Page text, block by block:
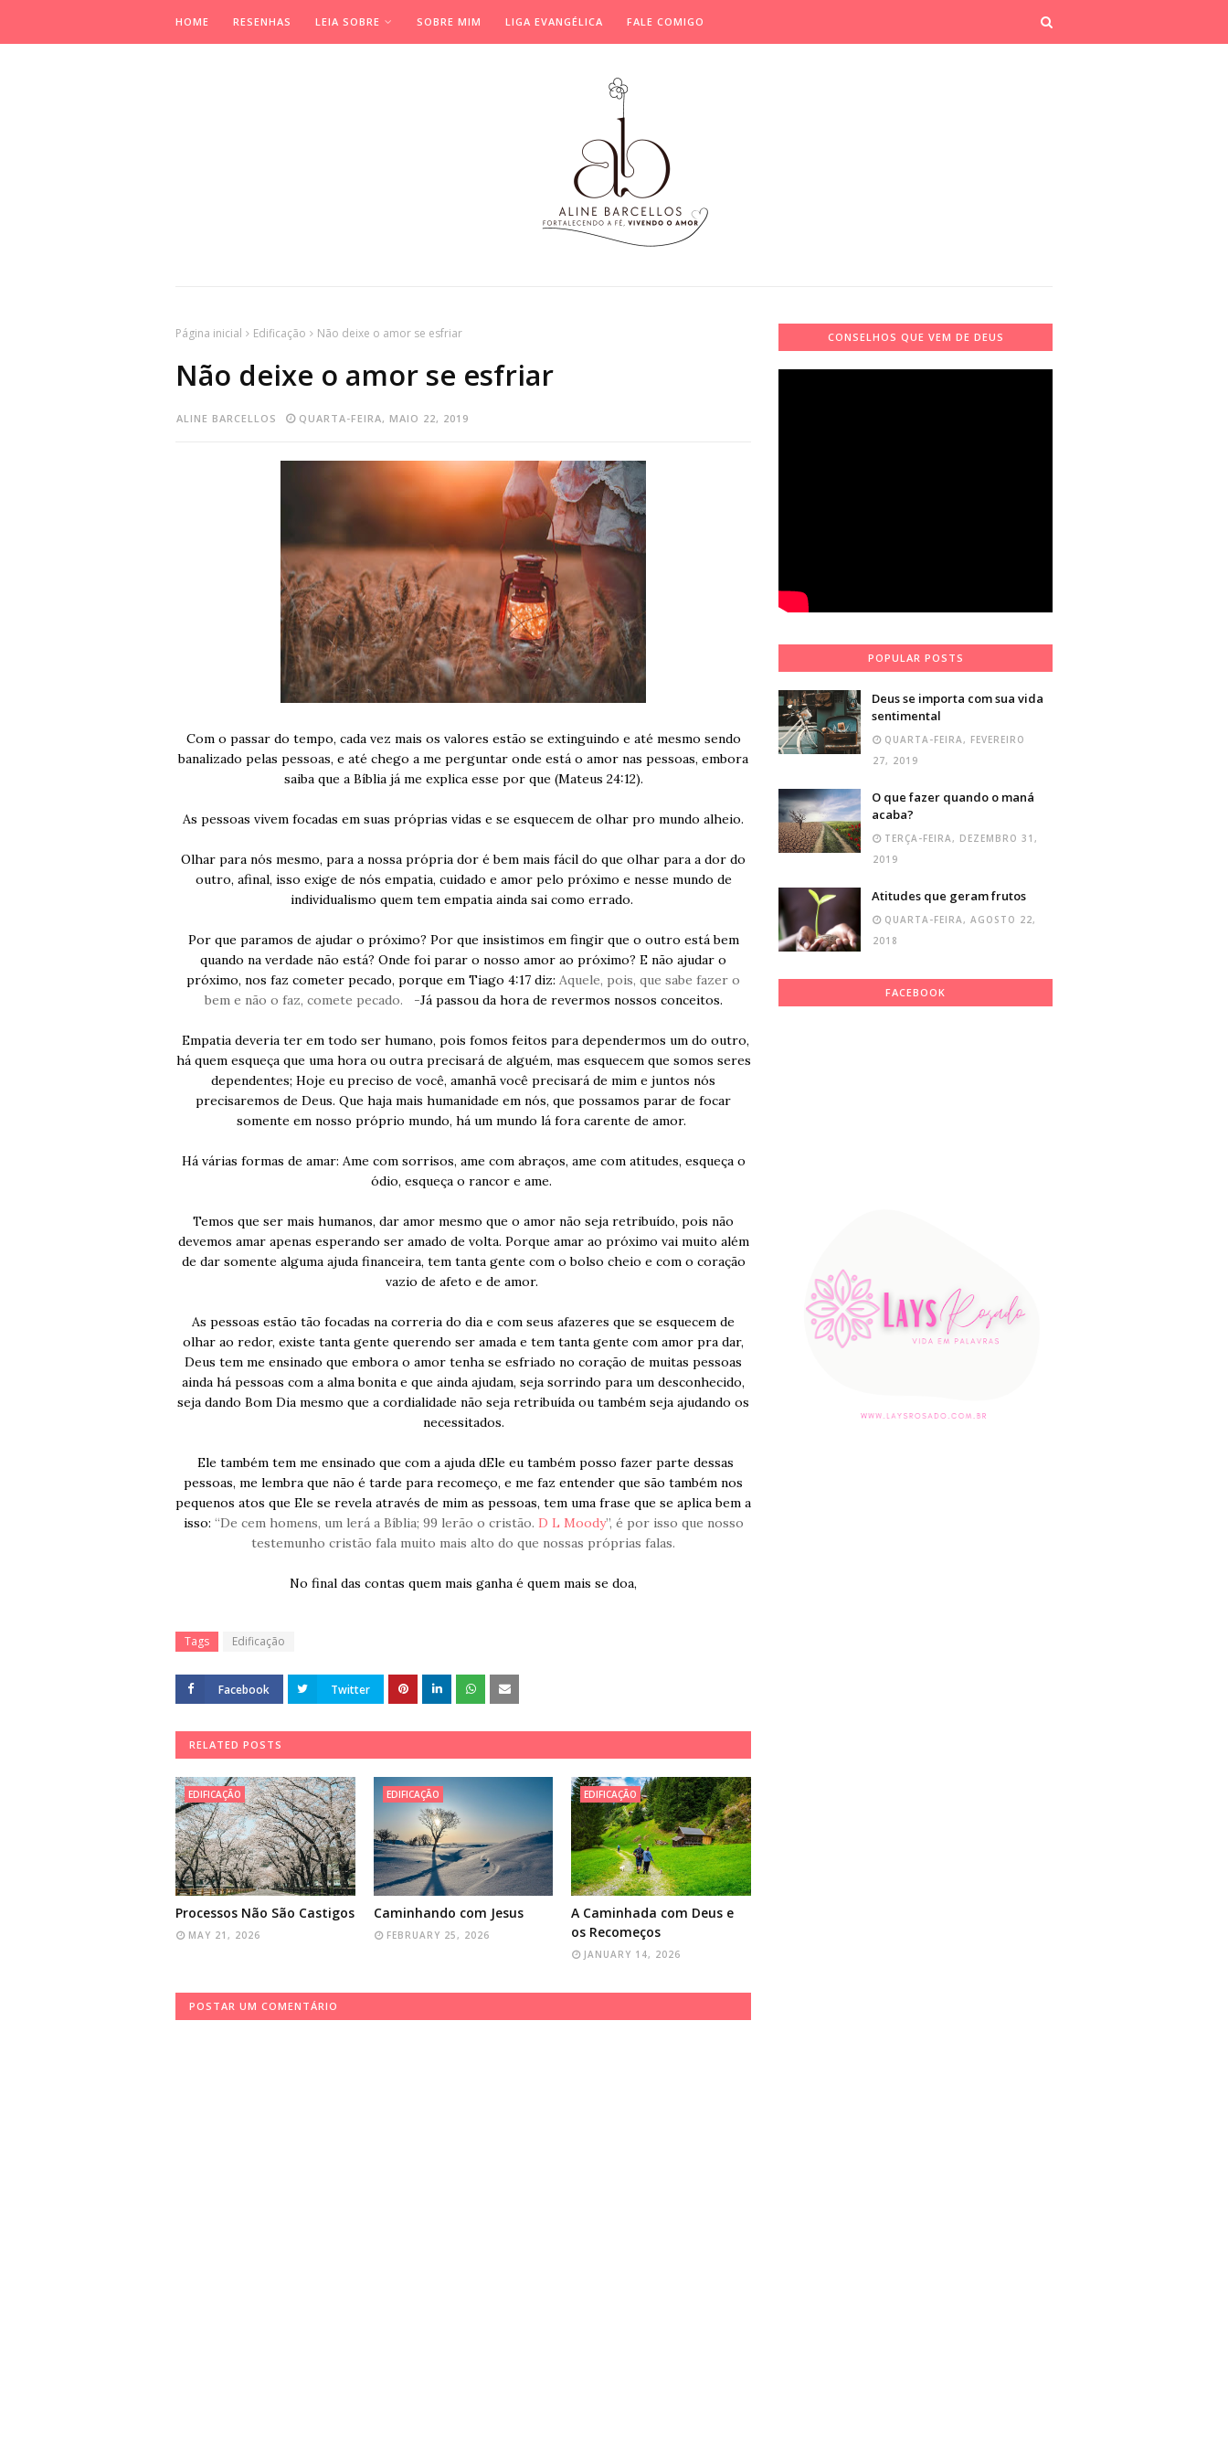
HOME RESENHAS LEIA SOBRE SOBRE MIM LIGA EVANGÉLICA FALE COMIGO
Página inicial Edificação Não deixe o amor se esfriar
Não deixe o amor se esfriar
ALINE BARCELLOS QUARTA-FEIRA, MAIO 22, 2019
Com o passar do tempo, cada vez mais os valores estão se extinguindo e até mesmo sendo
banalizado pelas pessoas, e até chego a me perguntar onde está o amor nas pessoas, embora
saiba que a Bíblia já me explica esse por que (Mateus 24:12).
As pessoas vivem focadas em suas próprias vidas e se esquecem de olhar pro mundo alheio.
Olhar para nós mesmo, para a nossa própria dor é bem mais fácil do que olhar para a dor do
outro, afinal, isso exige de nós empatia, cuidado e amor pelo próximo e nesse mundo de
individualismo quem tem empatia ainda sai como errado.
Por que paramos de ajudar o próximo? Por que insistimos em fingir que o outro está bem
quando na verdade não está? Onde foi parar o nosso amor ao próximo? E não ajudar o
próximo, nos faz cometer pecado, porque em Tiago 4:17 diz: Aquele, pois, que sabe fazer o
bem e não o faz, comete pecado.
-Já passou da hora de revermos nossos conceitos.
Empatia deveria ter em todo ser humano, pois fomos feitos para dependermos um do outro,
há quem esqueça que uma hora ou outra precisará de alguém, mas esquecem que somos seres
dependentes; Hoje eu preciso de você, amanhã você precisará de mim e juntos nós
precisaremos de Deus. Que haja mais humanidade em nós, que possamos parar de focar
somente em nosso próprio mundo, há um mundo lá fora carente de amor.
Há várias formas de amar: Ame com sorrisos, ame com abraços, ame com atitudes, esqueça o
ódio, esqueça o rancor e ame.
Temos que ser mais humanos, dar amor mesmo que o amor não seja retribuído, pois não
devemos amar apenas esperando ser amado de volta. Porque amar ao próximo vai muito além
de dar somente alguma ajuda financeira, tem tanta gente com o bolso cheio e com o coração
vazio de afeto e de amor.
As pessoas estão tão focadas na correria do dia e com seus afazeres que se esquecem de
olhar ao redor, existe tanta gente querendo ser amada e tem tanta gente com amor pra dar,
Deus tem me ensinado que embora o amor tenha se esfriado no coração de muitas pessoas
ainda há pessoas com a alma bonita e que ainda ajudam, seja sorrindo para um desconhecido,
seja dando Bom Dia mesmo que a cordialidade não seja retribuída ou também seja ajudando os
necessitados.
Ele também tem me ensinado que com a ajuda dEle eu também posso fazer parte dessas
pessoas, me lembra que não é tarde para recomeço, e me faz entender que são também nos
pequenos atos que Ele se revela através de mim as pessoas, tem uma frase que se aplica bem a
isso: “De cem homens, um lerá a Bíblia; 99 lerão o cristão. D L Moody”, é por isso que nosso
testemunho cristão fala muito mais alto do que nossas próprias falas.
No final das contas quem mais ganha é quem mais se doa,
Tags Edificação
Facebook Twitter
RELATED POSTS
EDIFICAÇÃO
Processos Não São Castigos
MAY 21, 2026
EDIFICAÇÃO
Caminhando com Jesus
FEBRUARY 25, 2026
EDIFICAÇÃO
A Caminhada com Deus e
os Recomeços
JANUARY 14, 2026
POSTAR UM COMENTÁRIO
CONSELHOS QUE VEM DE DEUS
POPULAR POSTS
Deus se importa com sua vida
sentimental
QUARTA-FEIRA, FEVEREIRO
27, 2019
O que fazer quando o maná
acaba?
TERÇA-FEIRA, DEZEMBRO 31,
2019
Atitudes que geram frutos
QUARTA-FEIRA, AGOSTO 22,
2018
FACEBOOK